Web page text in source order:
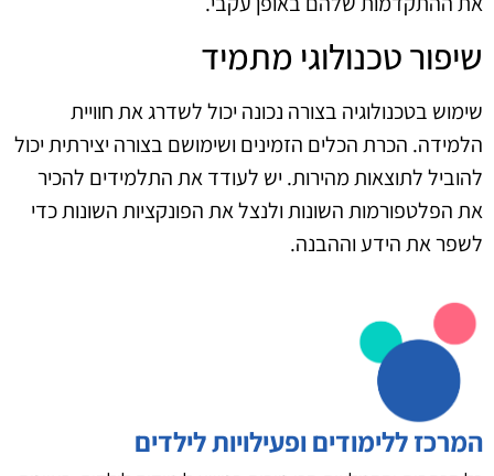
שיפור טכנולוגי מתמיד
שימוש בטכנולוגיה בצורה נכונה יכול לשדרג את חוויית
הלמידה. הכרת הכלים הזמינים ושימושם בצורה יצירתית יכול
להוביל לתוצאות מהירות. יש לעודד את התלמידים להכיר
את הפלטפורמות השונות ולנצל את הפונקציות השונות כדי
לשפר את הידע וההבנה.
המרכז ללימודים ופעילויות לילדים